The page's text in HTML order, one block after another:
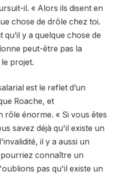
il. « Alors ils disent en
chose de drôle chez toi.
qu’il y a quelque chose de
peut-être pas la
projet.
est le reflet d’un
Roache, et
rôle énorme. « Si vous êtes
savez déjà qu'il existe un
il y a aussi un
connaître un
pas qu'il existe un